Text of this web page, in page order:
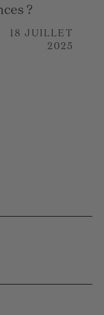
?
18 JUILLET
2025